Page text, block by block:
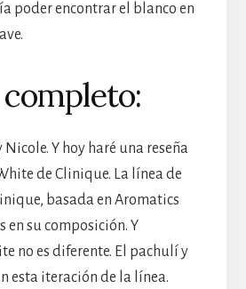
poder encontrar el blanco en
Y hoy haré una reseña
de Clinique. La línea de
basada en Aromatics
en su composición. Y
no es diferente. El pachulí y
esta iteración de la línea.